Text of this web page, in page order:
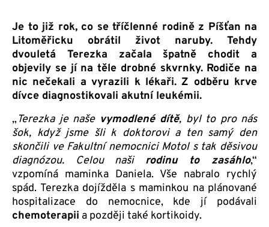
Je to již rok, co se tříčlenné rodině z Píšťan na
Litoměřicku obrátil život naruby. Tehdy
dvouletá Terezka začala špatně chodit a
objevily se jí na těle drobné skvrnky. Rodiče na
nic nečekali a vyrazili k lékaři. Z odběru krve
dívce diagnostikovali akutní leukémii.
„Terezka je naše vymodlené dítě, byl to pro nás
šok, když jsme šli k doktorovi a ten samý den
skončili ve Fakultní nemocnici Motol s tak děsivou
diagnózou. Celou naši rodinu to zasáhlo,“
vzpomíná maminka Daniela. Vše nabralo rychlý
spád. Terezka dojížděla s maminkou na plánované
hospitalizace do nemocnice, kde jí podávali
chemoterapii a později také kortikoidy.